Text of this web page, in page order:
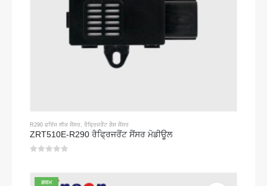
R290 ਫਰਿੱਜ ਲੀਕ ਸੈਂਸਰ, ਰੈਫ੍ਰਿਜਰੈਂਟ ਗੈਸ ਸੈਂਸਰ
ZRT510E-R290 ਰੈਫ੍ਰਿਜਰੈਂਟ ਸੈਂਸਰ ਮੋਡੀਊਲ
ਗਰਮ